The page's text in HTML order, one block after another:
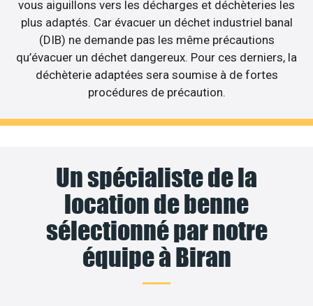
vous aiguillons vers les décharges et déchèteries les
plus adaptés. Car évacuer un déchet industriel banal
(DIB) ne demande pas les même précautions
qu’évacuer un déchet dangereux. Pour ces derniers, la
déchèterie adaptées sera soumise à de fortes
procédures de précaution.
Un spécialiste de la
location de benne
sélectionné par notre
équipe à Biran